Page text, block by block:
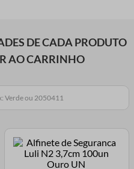
DE CADA PRODUTO
AO CARRINHO